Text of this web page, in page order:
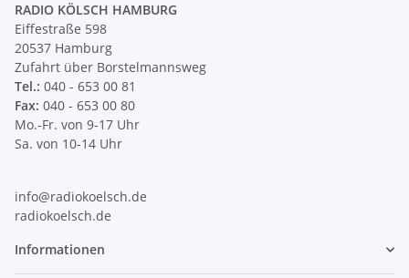
RADIO KÖLSCH HAMBURG
Eiffestraße 598
20537 Hamburg
Zufahrt über Borstelmannsweg
Tel.: 040 - 653 00 81
Fax: 040 - 653 00 80
Mo.-Fr. von 9-17 Uhr
Sa. von 10-14 Uhr
info@radiokoelsch.de
radiokoelsch.de
Informationen